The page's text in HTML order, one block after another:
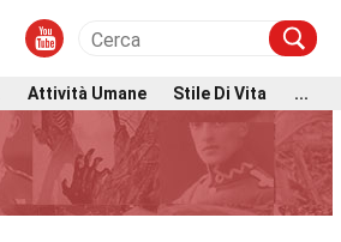
Attività Umane Stile Di Vita ...